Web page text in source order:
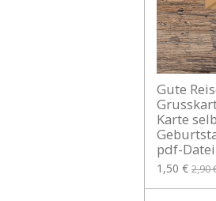
Gute
Karte
pdf-Datei
1,50 € 2,90